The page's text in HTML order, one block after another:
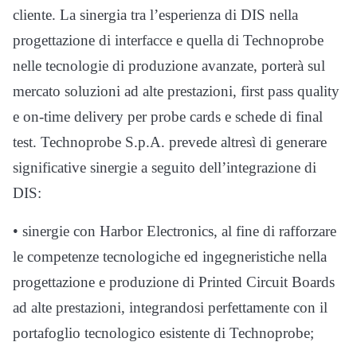
cliente. La sinergia tra l’esperienza di DIS nella
progettazione di interfacce e quella di Technoprobe
nelle tecnologie di produzione avanzate, porterà sul
mercato soluzioni ad alte prestazioni, first pass quality
e on-time delivery per probe cards e schede di final
test. Technoprobe S.p.A. prevede altresì di generare
significative sinergie a seguito dell’integrazione di
DIS:
• sinergie con Harbor Electronics, al fine di rafforzare
le competenze tecnologiche ed ingegneristiche nella
progettazione e produzione di Printed Circuit Boards
ad alte prestazioni, integrandosi perfettamente con il
portafoglio tecnologico esistente di Technoprobe;